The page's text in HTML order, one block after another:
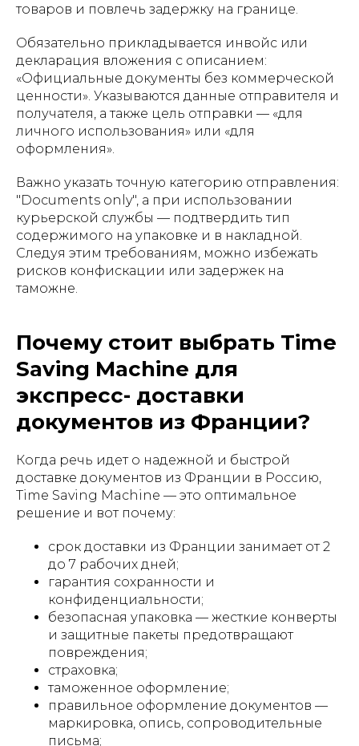
товаров и повлечь задержку на границе.
Обязательно прикладывается инвойс или
декларация вложения с описанием:
«Официальные документы без коммерческой
ценности». Указываются данные отправителя и
получателя, а также цель отправки — «для
личного использования» или «для
оформления».
Важно указать точную категорию отправления:
"Documents only", а при использовании
курьерской службы — подтвердить тип
содержимого на упаковке и в накладной.
Следуя этим требованиям, можно избежать
рисков конфискации или задержек на
таможне.
Почему стоит выбрать Time
Saving Machine для
экспресс- доставки
документов из Франции?
Когда речь идет о надежной и быстрой
доставке документов из Франции в Россию,
Time Saving Machine — это оптимальное
решение и вот почему:
срок доставки из Франции занимает от 2
до 7 рабочих дней;
гарантия сохранности и
конфиденциальности;
безопасная упаковка — жесткие конверты
и защитные пакеты предотвращают
повреждения;
страховка;
таможенное оформление;
правильное оформление документов —
маркировка, опись, сопроводительные
письма;